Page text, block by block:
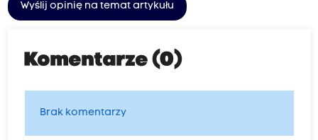
Wyślij opinię na temat artykułu
Komentarze (0)
Brak komentarzy